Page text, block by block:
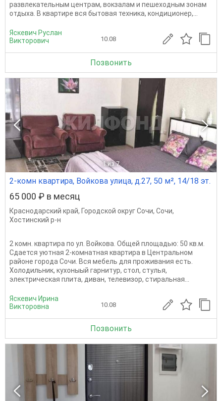
развлекательным центрам, вокзалам и пешеходным зонам
отдыха. В квартире вся бытовая техника, кондиционер,...
Яскевич Руслан
Викторович
10.08
Позвонить
1 из 7
2-комн квартира, Войкова улица, д.27, 50 м², 14/18 эт.
65 000 ₽ в месяц
Краснодарский край, Городской округ Сочи, Сочи,
Хостинский р-н
2 комн. квартира по ул. Войкова. Общей площадью: 50 кв.м.
Сдается уютная 2-комнатная квартира в Центральном
районе города Сочи. Вся мебель для проживания есть.
Холодильник, кухоныый гарнитур, стол, стулья,
электрическая плита, диван, телевизор, стиральная...
Яскевич Ирина
Викторовна
10.08
Позвонить